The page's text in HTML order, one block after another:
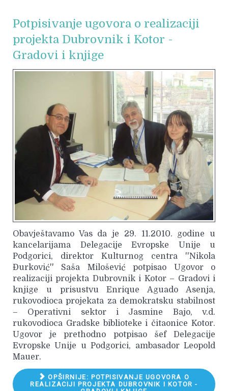
Potpisivanje ugovora o realizaciji
projekta Dubrovnik i Kotor -
Gradovi i knjige
Obavještavamo Vas da je 29. 11.2010. godine u
kancelarijama Delegacije Evropske Unije u
Podgorici, direktor Kulturnog centra ''Nikola
Đurković'' Saša Milošević potpisao Ugovor o
realizaciji projekta Dubrovnik i Kotor – Gradovi i
knjige u prisustvu Enrique Aguado Asenja,
rukovodioca projekata za demokratsku stabilnost
– Operativni sektor i Jasmine Bajo, v.d.
rukovodioca Gradske biblioteke i čitaonice Kotor.
Ugovor je prethodno potpisao šef Delegacije
Evropske Unije u Podgorici, ambasador Leopold
Mauer.
OPŠIRNIJE: POTPISIVANJE UGOVORA O
REALIZACIJI PROJEKTA DUBROVNIK I KOTOR -